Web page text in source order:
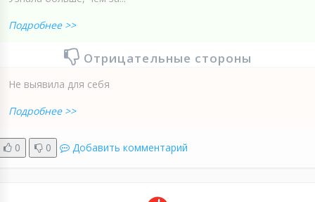
Подробнее >>
Отрицательные стороны
Не выявила для себя
Подробнее >>
0 0 Добавить комментарий